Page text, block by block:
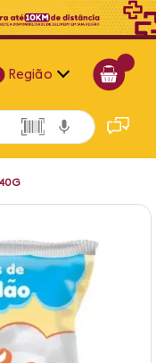
Região
Alagoas
Bahia